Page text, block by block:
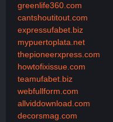
greenlife360.com
cantshoutitout.com
expressufabet.biz
mypuertoplata.net
thepioneerxpress.com
howtofixissue.com
teamufabet.biz
webfullform.com
allviddownload.com
decorsmag.com